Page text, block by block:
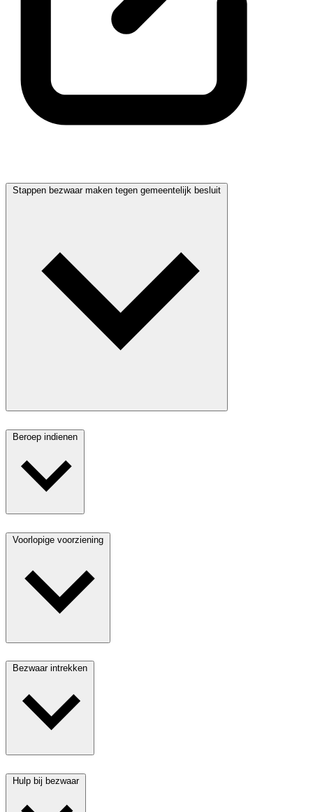
Stappen bezwaar maken tegen gemeentelijk besluit
Beroep indienen
Voorlopige voorziening
Bezwaar intrekken
Hulp bij bezwaar